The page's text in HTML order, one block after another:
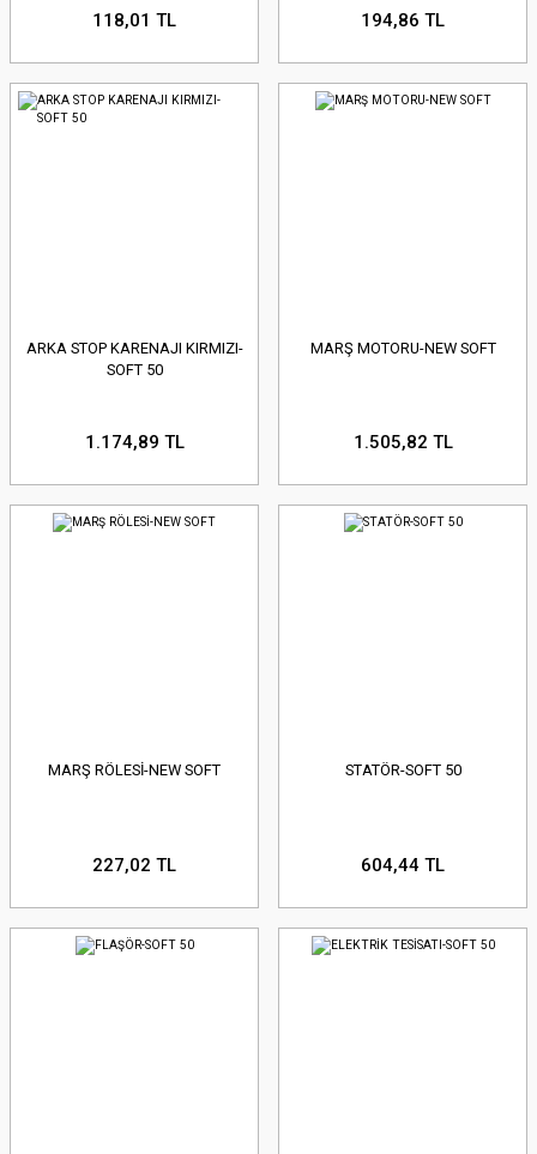
118,01 TL 194,86 TL
ARKA STOP KARENAJI KIRMIZI-
SOFT 50
1.174,89 TL
MARŞ MOTORU-NEW SOFT
1.505,82 TL
MARŞ RÖLESİ-NEW SOFT
227,02 TL
STATÖR-SOFT 50
604,44 TL